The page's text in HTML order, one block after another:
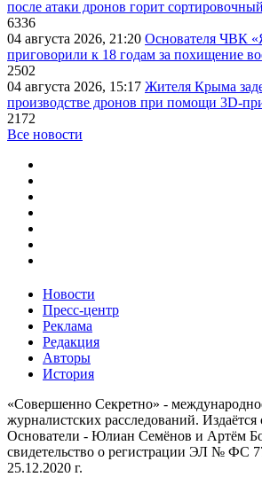
после атаки дронов горит
6336
04 августа 2026, 21:20 Основателя ЧВК
приговорили к 18 годам за похищение
2502
04 августа 2026, 15:17 Жителя Крыма
производстве дронов при помощи
2172
Все новости
Новости
Пресс-центр
Реклама
Редакция
Авторы
История
«Совершенно Секретно» -
журналистских расследований. Издаётся
Основатели - Юлиан Семёнов и Артём
свидетельство о регистрации ЭЛ № ФС
25.12.2020 г.